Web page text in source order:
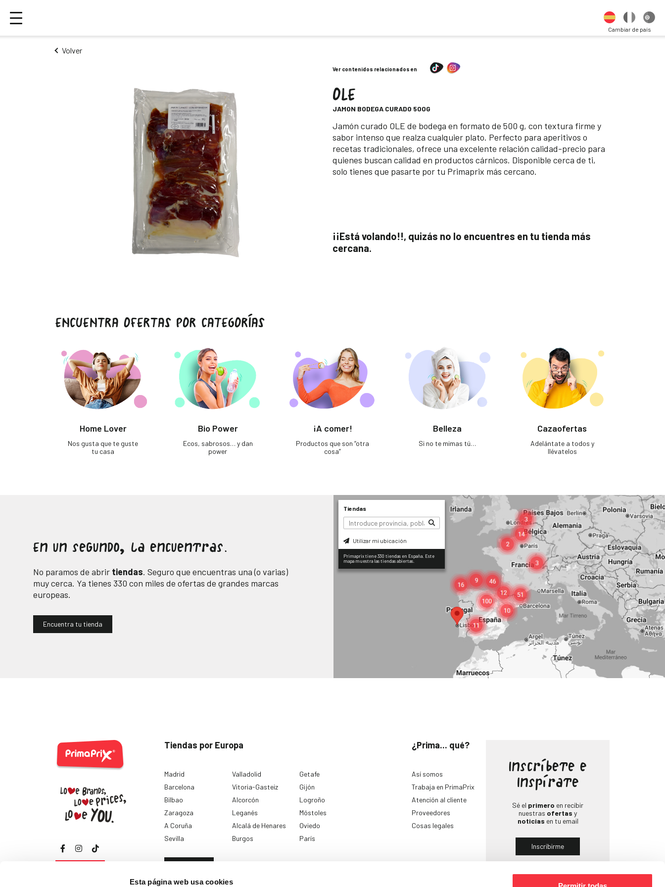
Esta página web usa cookies
Cambiar de país
Volver
Ver contenidos relacionados en
OLE
JAMON BODEGA CURADO 500G
Descripción
Jamón curado OLE de bodega en formato de 500 g, con textura firme y
sabor intenso que realza cualquier plato. Perfecto para aperitivos o
recetas tradicionales, ofrece una excelente relación calidad-precio para
quienes buscan calidad en productos cárnicos. Disponible cerca de ti,
solo tienes que pasarte por tu Primaprix más cercano.
¡¡Está volando!!, quizás no lo encuentres en tu tienda más
cercana.
ENCUENTRA OFERTAS POR CATEGORÍAS
Home Lover
Nos gusta que te guste
tu casa
Bio Power
Ecos, sabrosos… y dan
power
¡A comer!
Productos que son “otra
cosa”
Belleza
Si no te mimas tú…
Cazaofertas
Adelántate a todos y
llévatelos
En un segundo, la encuentras.
No paramos de abrir tiendas. Seguro que encuentras una (o varias)
muy cerca. Ya tienes 330 con miles de ofertas de grandes marcas
europeas.
Encuentra tu tienda
Tiendas
Utilizar mi ubicación
Primaprix tiene 330 tiendas en España. Este
mapa muestra las tiendas abiertas.
Tiendas por Europa
Madrid
Barcelona
Bilbao
Zaragoza
A Coruña
Sevilla
Valladolid
Vitoria-Gasteiz
Alcorcón
Leganés
Alcalá de Henares
Burgos
Getafe
Gijón
Logroño
Móstoles
Oviedo
París
¿Prima... qué?
Así somos
Trabaja en PrimaPrix
Atención al cliente
Proveedores
Cosas legales
Inscríbete e
Inspírate
Sé el primero en recibir
nuestras ofertas y
noticias en tu email
Inscribirme